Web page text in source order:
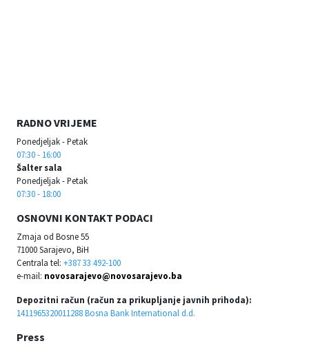
RADNO VRIJEME
Ponedjeljak - Petak
07:30 - 16:00
Šalter sala
Ponedjeljak - Petak
07:30 - 18:00
OSNOVNI KONTAKT PODACI
Zmaja od Bosne 55
71000 Sarajevo, BiH
Centrala tel: +387 33 492-100
e-mail: novosarajevo@novosarajevo.ba
Depozitni račun (račun za prikupljanje javnih prihoda):
1411965320011288 Bosna Bank International d.d.
Press